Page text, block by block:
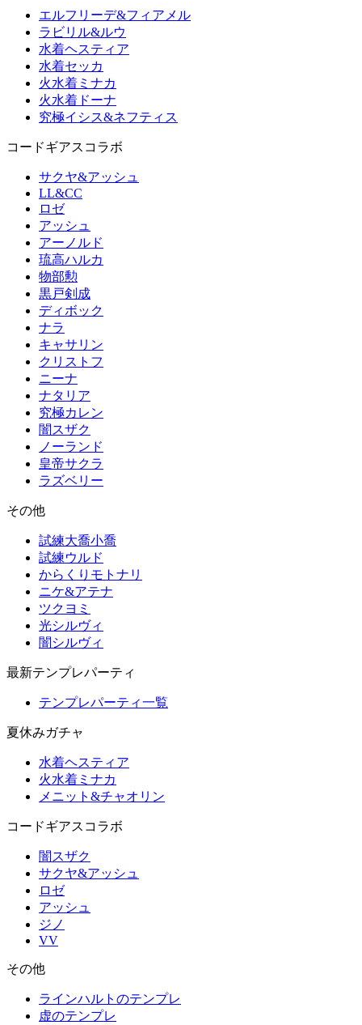
エルフリーデ&フィアメル
ラビリル&ルウ
水着ヘスティア
水着セッカ
火水着ミナカ
火水着ドーナ
究極イシス&ネフティス
コードギアスコラボ
サクヤ&アッシュ
LL&CC
ロゼ
アッシュ
アーノルド
琉高ハルカ
物部勲
黒戸剣成
ディボック
ナラ
キャサリン
クリストフ
ニーナ
ナタリア
究極カレン
闇スザク
ノーランド
皇帝サクラ
ラズベリー
その他
試練大喬小喬
試練ウルド
からくりモトナリ
ニケ&アテナ
ツクヨミ
光シルヴィ
闇シルヴィ
最新テンプレパーティ
テンプレパーティ一覧
夏休みガチャ
水着ヘスティア
火水着ミナカ
メニット&チャオリン
コードギアスコラボ
闇スザク
サクヤ&アッシュ
ロゼ
アッシュ
ジノ
VV
その他
ラインハルトのテンプレ
虚のテンプレ